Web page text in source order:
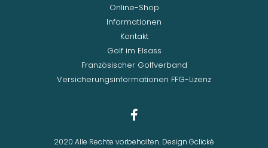
Online-Shop
Informationen
Kontakt
Golf im Elsass
Französischer Golfverband
Versicherungsinformationen FFG-Lizenz
2020 Alle Rechte vorbehalten. Design Gclické